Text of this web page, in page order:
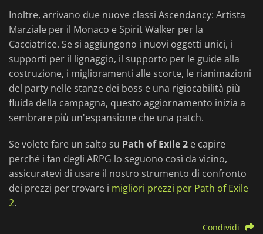
Inoltre, arrivano due nuove classi Ascendancy: Artista
Marziale per il Monaco e Spirit Walker per la
Cacciatrice. Se si aggiungono i nuovi oggetti unici, i
supporti per il lignaggio, il supporto per le guide alla
costruzione, i miglioramenti alle scorte, le rianimazioni
del party nelle stanze dei boss e una rigiocabilità più
fluida della campagna, questo aggiornamento inizia a
sembrare più un'espansione che una patch.
Se volete fare un salto su Path of Exile 2 e capire
perché i fan degli ARPG lo seguono così da vicino,
assicuratevi di usare il nostro strumento di confronto
dei prezzi per trovare i migliori prezzi per Path of Exile
2.
Condividi